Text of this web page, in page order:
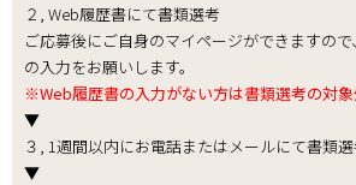
２, Web履歴書にて書類選考
ご応募後にご自身のマイページができますの
の入力をお願いします。
※Web履歴書の入力がない方は書類選考の対象
▼
３, 1週間以内にお電話またはメールにて書類
▼